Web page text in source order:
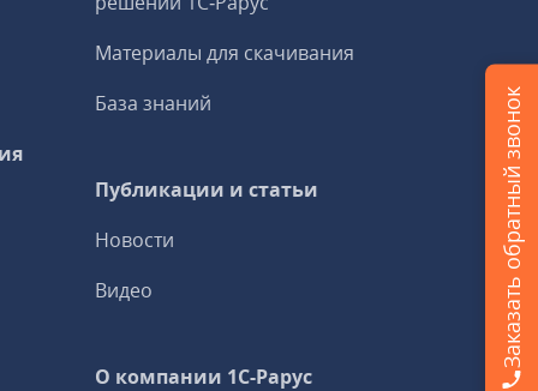
Материалы для скачивания
База знаний
Публикации и статьи
Новости
Видео
О компании 1C-Рарус
Заказать обратный звонок